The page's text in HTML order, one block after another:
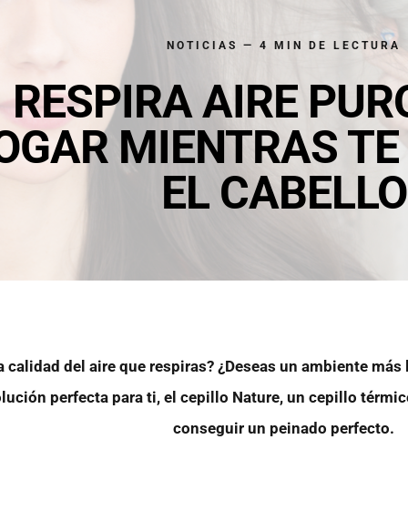
NOTICIAS — 4 MIN DE LECTURA
RESPIRA AIRE
MIENTRAS
EL CABELLO
calidad del aire que respiras? ¿Deseas un ambiente
perfecta para ti, el cepillo Nature, un cepillo
conseguir un peinado perfecto.